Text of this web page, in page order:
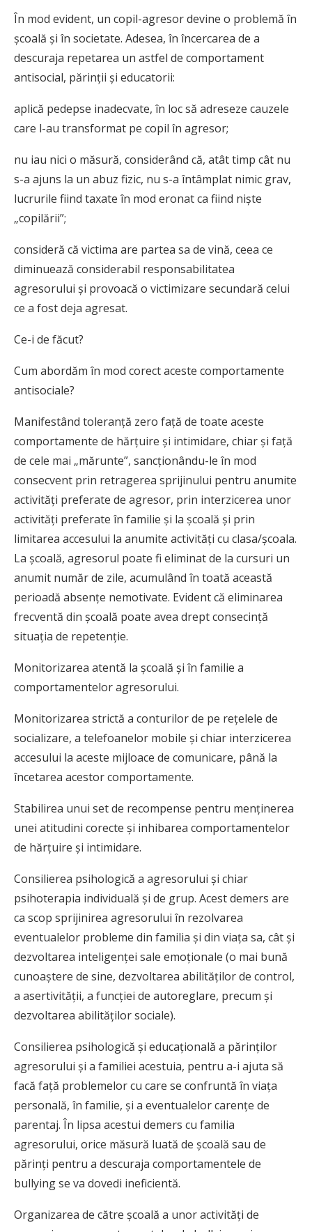
În mod evident, un copil-agresor devine o problemă în
școală și în societate. Adesea, în încercarea de a
descuraja repetarea un astfel de comportament
antisocial, părinții și educatorii:
aplică pedepse inadecvate, în loc să adreseze cauzele
care l-au transformat pe copil în agresor;
nu iau nici o măsură, considerând că, atât timp cât nu
s-a ajuns la un abuz fizic, nu s-a întâmplat nimic grav,
lucrurile fiind taxate în mod eronat ca fiind niște
„copilării”;
consideră că victima are partea sa de vină, ceea ce
diminuează considerabil responsabilitatea
agresorului și provoacă o victimizare secundară celui
ce a fost deja agresat.
Ce-i de făcut?
Cum abordăm în mod corect aceste comportamente
antisociale?
Manifestând toleranță zero față de toate aceste
comportamente de hărțuire și intimidare, chiar și față
de cele mai „mărunte”, sancționându-le în mod
consecvent prin retragerea sprijinului pentru anumite
activități preferate de agresor, prin interzicerea unor
activități preferate în familie și la școală și prin
limitarea accesului la anumite activități cu clasa/școala.
La școală, agresorul poate fi eliminat de la cursuri un
anumit număr de zile, acumulând în toată această
perioadă absențe nemotivate. Evident că eliminarea
frecventă din școală poate avea drept consecință
situația de repetenție.
Monitorizarea atentă la școală și în familie a
comportamentelor agresorului.
Monitorizarea strictă a conturilor de pe rețelele de
socializare, a telefoanelor mobile și chiar interzicerea
accesului la aceste mijloace de comunicare, până la
încetarea acestor comportamente.
Stabilirea unui set de recompense pentru menținerea
unei atitudini corecte și inhibarea comportamentelor
de hărțuire și intimidare.
Consilierea psihologică a agresorului și chiar
psihoterapia individuală și de grup. Acest demers are
ca scop sprijinirea agresorului în rezolvarea
eventualelor probleme din familia și din viața sa, cât și
dezvoltarea inteligenței sale emoționale (o mai bună
cunoaștere de sine, dezvoltarea abilităților de control,
a asertivității, a funcției de autoreglare, precum și
dezvoltarea abilităților sociale).
Consilierea psihologică și educațională a părinților
agresorului și a familiei acestuia, pentru a-i ajuta să
facă față problemelor cu care se confruntă în viața
personală, în familie, și a eventualelor carențe de
parentaj. În lipsa acestui demers cu familia
agresorului, orice măsură luată de școală sau de
părinți pentru a descuraja comportamentele de
bullying se va dovedi ineficientă.
Organizarea de către școală a unor activități de